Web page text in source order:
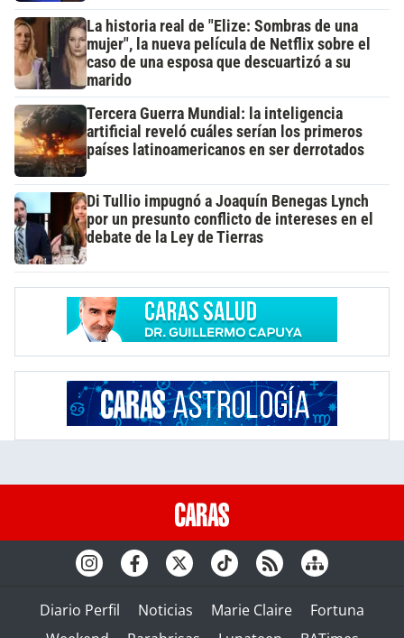
La historia real de "Elize: Sombras de una
mujer", la nueva película de Netflix sobre el
caso de una esposa que descuartizó a su
marido
Tercera Guerra Mundial: la inteligencia
artificial reveló cuáles serían los primeros
países latinoamericanos en ser derrotados
Di Tullio impugnó a Joaquín Benegas Lynch
por un presunto conflicto de intereses en el
debate de la Ley de Tierras
Diario Perfil Noticias Marie Claire
Fortuna